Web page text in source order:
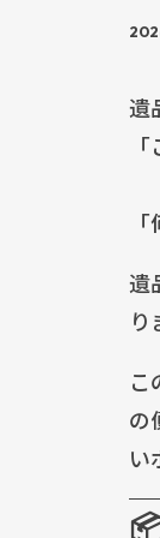
遺
遺
り
こ
の
い